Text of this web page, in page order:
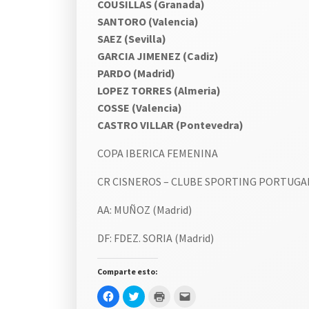
COUSILLAS (Granada)
SANTORO (Valencia)
SAEZ (Sevilla)
GARCIA JIMENEZ (Cadiz)
PARDO (Madrid)
LOPEZ TORRES (Almeria)
COSSE (Valencia)
CASTRO VILLAR (Pontevedra)
COPA IBERICA FEMENINA
CR CISNEROS – CLUBE SPORTING
AA: MUÑOZ (Madrid)
DF: FDEZ. SORIA (Madrid)
Comparte esto:
Haz
clic
Haz
clic
Haz